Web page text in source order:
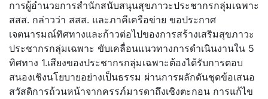
การผู้อำนวยการสำนักสนับสนุนสุขภาวะประชากรกลุ่มเฉพาะ
สสส. กล่าวว่า สสส. และภาคีเครือข่าย ขอประกาศ
เจตนารมณ์ทิศทางและก้าวต่อไปของการสร้างเสริมสุขภาวะ
ประชากรกลุ่มเฉพาะ ขับเคลื่อนแนวทางการดำเนินงานใน 5
ทิศทาง 1.เสียงของประชากรกลุ่มเฉพาะต้องได้รับการตอบ
สนองเชิงนโยบายอย่างเป็นธรรม ผ่านการผลักดันชุดข้อเสนอ
สวัสดิการถ้วนหน้าจากครรภ์มารดาถึงเชิงตะกอน การแก้ไข